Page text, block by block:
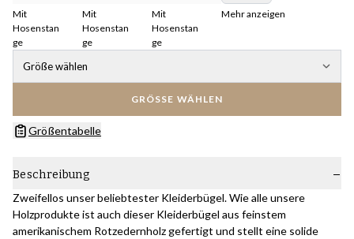
Mit
Hosenstan
ge
Mit
Hosenstan
ge
Mit
Hosenstan
ge
Mehr anzeigen
Größe wählen
GRÖSSE WÄHLEN
Größentabelle
Beschreibung
Zweifellos unser beliebtester Kleiderbügel. Wie alle unsere
Holzprodukte ist auch dieser Kleiderbügel aus feinstem
amerikanischem Rotzedernholz gefertigt und stellt eine solide